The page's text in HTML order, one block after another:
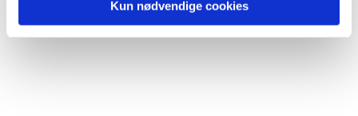
Kun nødvendige cookies